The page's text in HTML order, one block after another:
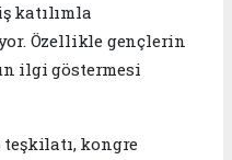
katılımla
Özellikle gençlerin
ilgi göstermesi
teşkilatı, kongre